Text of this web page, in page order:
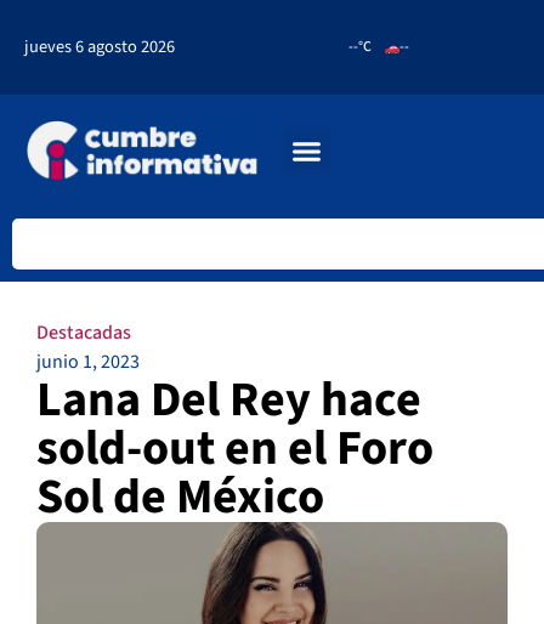
jueves 6 agosto 2026 --°C --
Destacadas
junio 1, 2023
Lana Del Rey hace
sold-out en el Foro
Sol de México